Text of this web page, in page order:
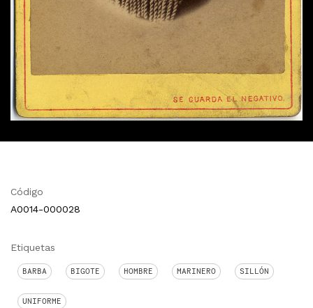
Código
A0014-000028
Etiquetas
BARBA BIGOTE HOMBRE MARINERO SILLÓN
UNIFORME